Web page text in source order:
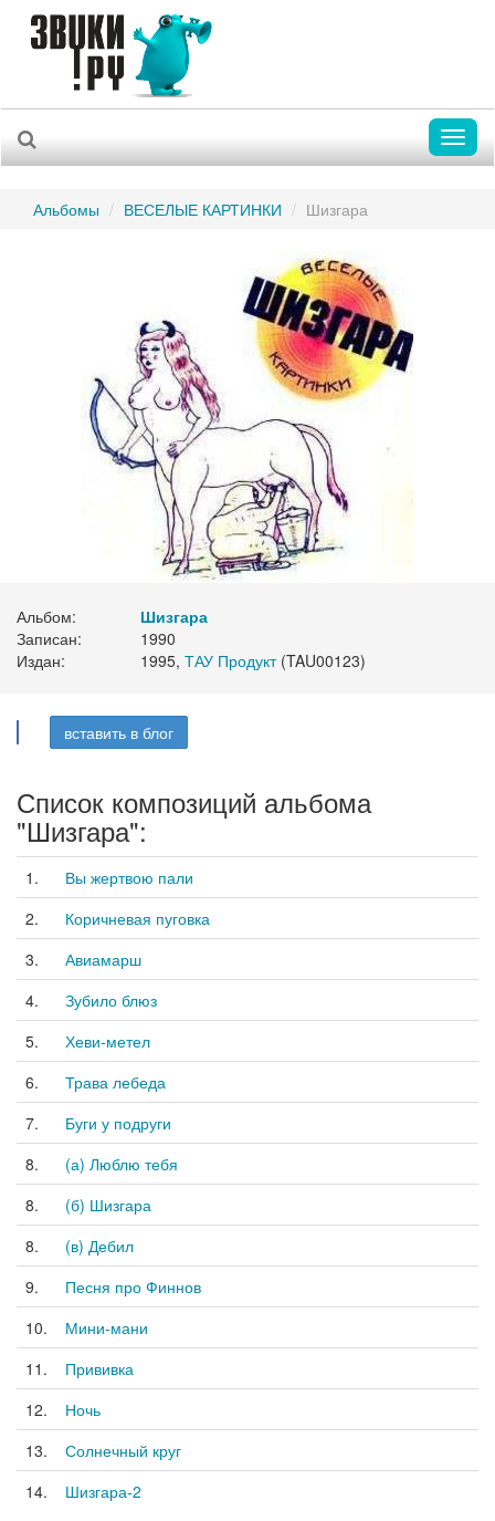
Альбомы ВЕСЕЛЫЕ КАРТИНКИ Шизгара
Альбом:
Шизгара
Записан:
1990
Издан:
1995, ТАУ Продукт(TAU00123)
вставить в блог
Список композиций альбома
"Шизгара":
1.
Вы жертвою пали
2.
Коричневая пуговка
3.
Авиамарш
4.
Зубило блюз
5.
Хеви-метел
6.
Трава лебеда
7.
Буги у подруги
8.
(а) Люблю тебя
8.
(б) Шизгара
8.
(в) Дебил
9.
Песня про Финнов
10.
Мини-мани
11.
Прививка
12.
Ночь
13.
Солнечный круг
14.
Шизгара-2